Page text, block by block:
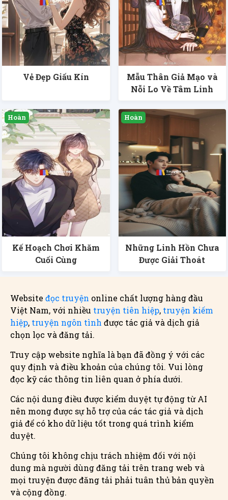
Vẻ Đẹp Giấu Kín
Mẫu Thân Giả Mạo và
Nỗi Lo Về Tâm Linh
Kế Hoạch Chơi Khăm
Cuối Cùng
Những Linh Hồn Chưa
Được Giải Thoát
Website đọc truyện online chất lượng hàng đầu
Việt Nam, với nhiều truyện tiên hiệp, truyện kiếm
hiệp, truyện ngôn tình được tác giả và dịch giả
chọn lọc và đăng tải.
Truy cập website nghĩa là bạn đã đồng ý với các
quy định và điều khoản của chúng tôi. Vui lòng
đọc kỹ các thông tin liên quan ở phía dưới.
Các nội dung điều được kiểm duyệt tự động từ AI
nên mong được sự hỗ trợ của các tác giả và dịch
giả để có kho dữ liệu tốt trong quá trình kiểm
duyệt.
Chúng tôi không chịu trách nhiệm đối với nội
dung mà người dùng đăng tải trên trang web và
mọi truyện được đăng tải phải tuân thủ bản quyền
và cộng đồng.